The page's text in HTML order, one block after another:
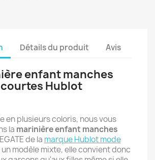
Détails du produit Avis
enfant manches
courtes Hublot
en plusieurs coloris, nous vous
la marinière enfant manches
de la marque Hublot mode
modèle mixte, elle convient donc